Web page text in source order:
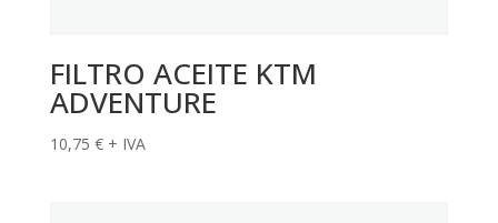
FILTRO ACEITE KTM
ADVENTURE
10,75 € + IVA